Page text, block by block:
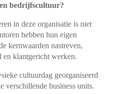
bedrijfscultuur?
in deze organisatie is niet
hebben hun eigen
kernwaarden nastreven,
en klantgericht werken.
cultuurdag georganiseerd
verschillende business units.